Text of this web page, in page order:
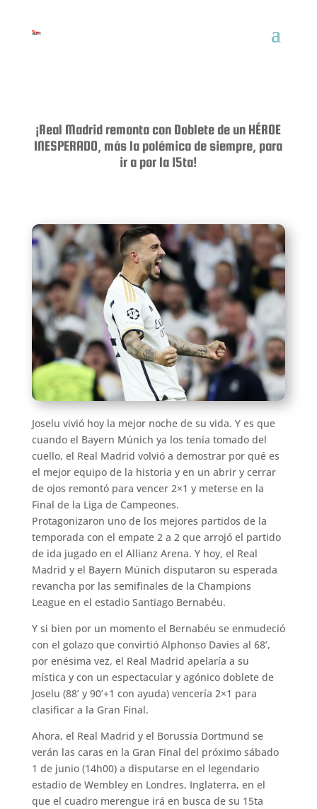
¡Real Madrid remonta con Doblete de un HÉROE
INESPERADO, más la polémica de siempre, para
ir a por la 15ta!
Joselu vivió hoy la mejor noche de su vida. Y es que
cuando el Bayern Múnich ya los tenía tomado del
cuello, el Real Madrid volvió a demostrar por qué es
el mejor equipo de la historia y en un abrir y cerrar
de ojos remontó para vencer 2×1 y meterse en la
Final de la Liga de Campeones.
Protagonizaron uno de los mejores partidos de la
temporada con el empate 2 a 2 que arrojó el partido
de ida jugado en el Allianz Arena. Y hoy, el Real
Madrid y el Bayern Múnich disputaron su esperada
revancha por las semifinales de la Champions
League en el estadio Santiago Bernabéu.
Y si bien por un momento el Bernabéu se enmudeció
con el golazo que convirtió Alphonso Davies al 68’,
por enésima vez, el Real Madrid apelaría a su
mística y con un espectacular y agónico doblete de
Joselu (88’ y 90’+1 con ayuda) vencería 2×1 para
clasificar a la Gran Final.
Ahora, el Real Madrid y el Borussia Dortmund se
verán las caras en la Gran Final del próximo sábado
1 de junio (14h00) a disputarse en el legendario
estadio de Wembley en Londres, Inglaterra, en el
que el cuadro merengue irá en busca de su 15ta